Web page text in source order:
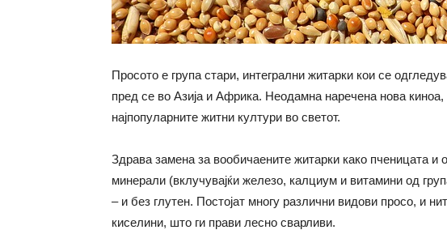
Просото е група стари, интегрални житарки кои се
пред се во Азија и Африка. Неодамна наречена нова
најпопуларните житни култури во светот.
Здрава замена за вообичаените житарки како пченицата и
минерали (вклучувајќи железо, калциум и витамини од
– и без глутен. Постојат многу различни видови просо, и
киселини, што ги прави лесно сварливи.